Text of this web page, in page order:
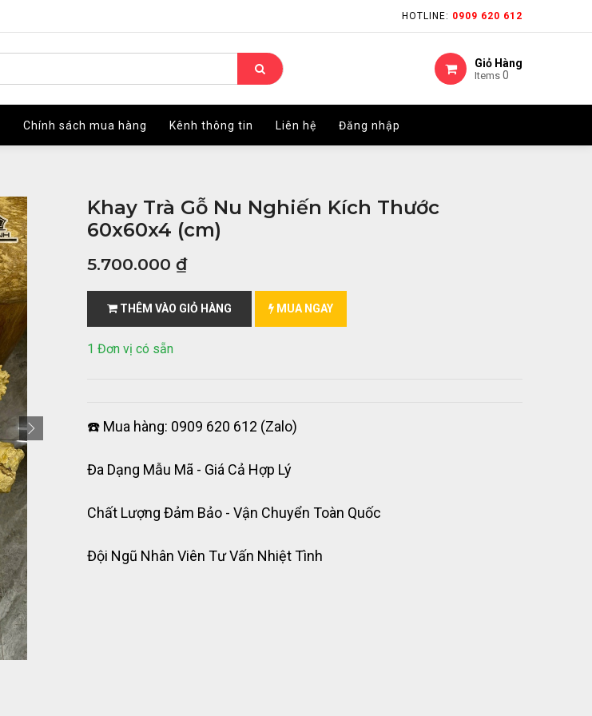
HOTLINE: 0909 620 612
Giỏ Hàng
Items 0
Chính sách mua hàng Kênh thông tin Liên hệ Đăng nhập
HOTLINE: 0909 620 612
Giỏ Hàng
Items 0
Chính sách mua hàng Kênh thông tin Liên hệ Đăng nhập
Khay Trà Gỗ Nu Nghiến Kích Thước
60x60x4 (cm)
5.700.000 ₫
THÊM VÀO GIỎ HÀNG MUA NGAY
1 Đơn vị có sẵn
☎️ Mua hàng: 0909 620 612 (Zalo)
Đa Dạng Mẫu Mã - Giá Cả Hợp Lý
Chất Lượng Đảm Bảo - Vận Chuyển Toàn Quốc
Đội Ngũ Nhân Viên Tư Vấn Nhiệt Tình